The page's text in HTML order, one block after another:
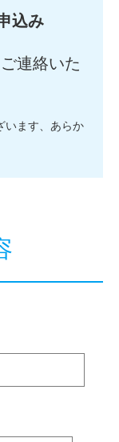
込み
連絡いた
います、あらか